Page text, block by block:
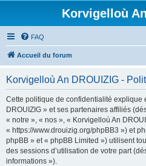
Korvigelloù
FAQ
Accueil du forum
Korvigelloù An DROUIZIG -
Cette politique de confidentialité explique
DROUIZIG » et ses partenaires affiliés
« notre », « nos », « Korvigelloù An
« https://www.drouizig.org/phpBB3 ») et
phpBB » et « phpBB Limited ») utilisent
des sessions d’utilisation de votre part
informations »).